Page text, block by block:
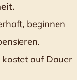
beginnen
auf Dauer